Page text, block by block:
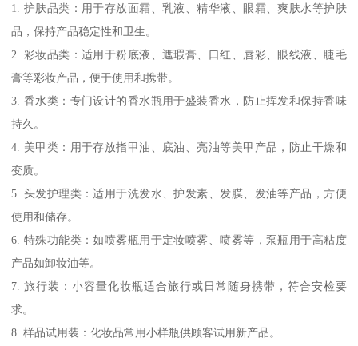
1. 护肤品类：用于存放面霜、乳液、精华液、眼霜、爽肤水等护肤
品，保持产品稳定性和卫生。
2. 彩妆品类：适用于粉底液、遮瑕膏、口红、唇彩、眼线液、睫毛
膏等彩妆产品，便于使用和携带。
3. 香水类：专门设计的香水瓶用于盛装香水，防止挥发和保持香味
持久。
4. 美甲类：用于存放指甲油、底油、亮油等美甲产品，防止干燥和
变质。
5. 头发护理类：适用于洗发水、护发素、发膜、发油等产品，方便
使用和储存。
6. 特殊功能类：如喷雾瓶用于定妆喷雾、喷雾等，泵瓶用于高粘度
产品如卸妆油等。
7. 旅行装：小容量化妆瓶适合旅行或日常随身携带，符合安检要
求。
8. 样品试用装：化妆品常用小样瓶供顾客试用新产品。